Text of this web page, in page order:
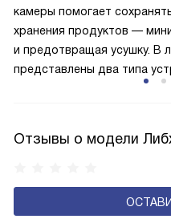
камеры помогает
хранения продуктов —
и предотвращая усушку. В
представлены два типа
с панелью, выполняющей
эксплуатацию и чаще
свежести BioFresh 0°C.
Отзывы о модели